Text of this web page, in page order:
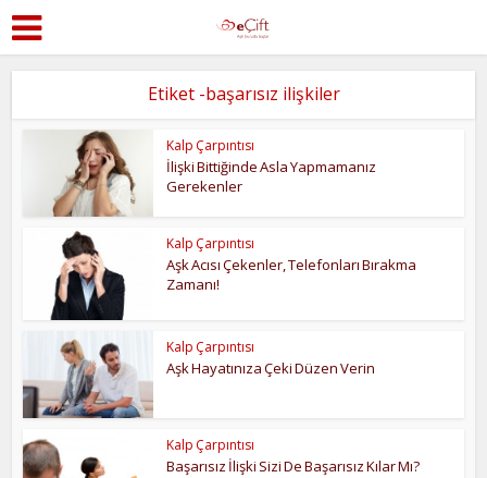
Etiket -başarısız ilişkiler
Kalp Çarpıntısı
İlişki Bittiğinde Asla Yapmamanız
Gerekenler
Kalp Çarpıntısı
Aşk Acısı Çekenler, Telefonları Bırakma
Zamanı!
Kalp Çarpıntısı
Aşk Hayatınıza Çeki Düzen Verin
Kalp Çarpıntısı
Başarısız İlişki Sizi De Başarısız Kılar Mı?